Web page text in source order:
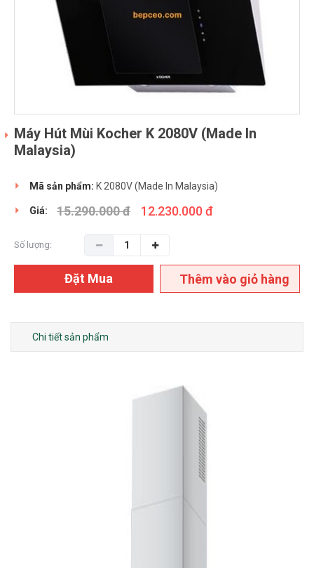
Máy Hút Mùi Kocher K 2080V (Made In
Malaysia)
Mã sản phẩm: K 2080V (Made In Malaysia)
Giá: 15.290.000 đ 12.230.000 đ
Số lượng:
Đặt Mua Thêm vào giỏ hàng
Chi tiết sản phẩm